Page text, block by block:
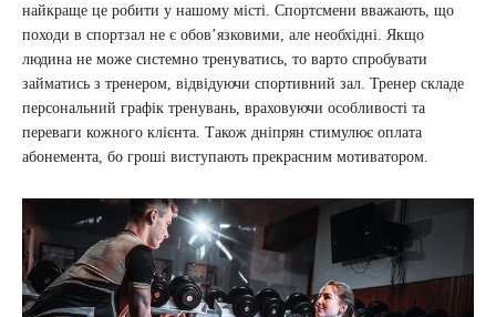
найкраще це робити у нашому місті. Спортсмени вважають, що
походи в спортзал не є обов’язковими, але необхідні. Якщо
людина не може системно тренуватись, то варто спробувати
займатись з тренером, відвідуючи спортивний зал. Тренер складе
персональний графік тренувань, враховуючи особливості та
переваги кожного клієнта. Також дніпрян стимулює оплата
абонемента, бо гроші виступають прекрасним мотиватором.